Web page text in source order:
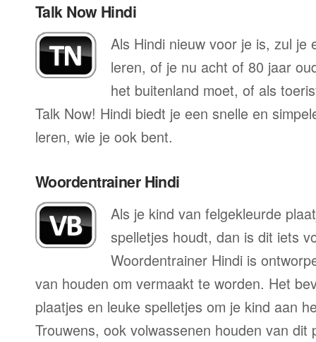
Talk Now Hindi
Als Hindi nieuw voor je is, zul je
leren, of je nu acht of 80 jaar
het buitenland moet, of als
Talk Now! Hindi biedt je een snelle en
leren, wie je ook bent.
Woordentrainer Hindi
Als je kind van felgekleurde
spelletjes houdt, dan is dit iets
Woordentrainer Hindi is
van houden om vermaakt te worden. Het
plaatjes en leuke spelletjes om je kind aan
Trouwens, ook volwassenen houden van dit